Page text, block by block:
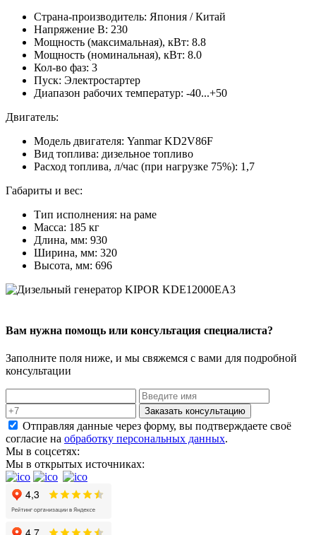
Страна-производитель: Япония / Китай
Напряжение В: 230
Мощность (максимальная), кВт: 8.8
Мощность (номинальная), кВт: 8.0
Кол-во фаз: 3
Пуск: Электростартер
Диапазон рабочих температур: -40...+50
Двигатель:
Модель двигателя: Yanmar KD2V86F
Вид топлива: дизельное топливо
Расход топлива, л/час (при нагрузке 75%): 1,7
Габариты и вес:
Тип исполнения: на раме
Масса: 185 кг
Длина, мм: 930
Ширина, мм: 320
Высота, мм: 696
Вам нужна помощь или консультация специалиста?
Заполните поля ниже, и мы свяжемся с вами для подробной
консультации
Заказать консультацию
Отправляя данные через форму, вы подтверждаете своё
согласие на обработку персональных данных.
Мы в соцсетях:
Мы в открытых источниках: